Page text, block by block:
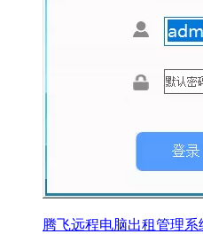
腾飞远程电脑出租管理